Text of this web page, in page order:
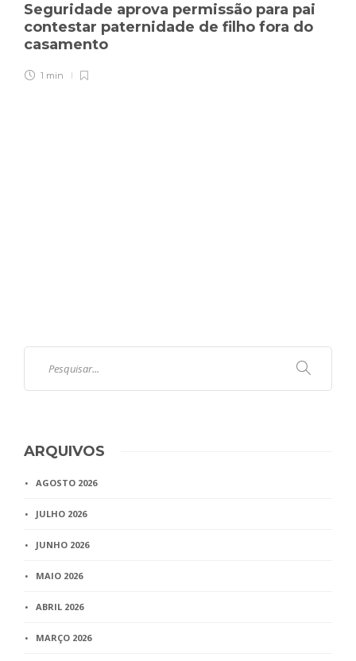
Seguridade aprova permissão para pai
contestar paternidade de filho fora do
casamento
1 min
ARQUIVOS
AGOSTO 2026
JULHO 2026
JUNHO 2026
MAIO 2026
ABRIL 2026
MARÇO 2026